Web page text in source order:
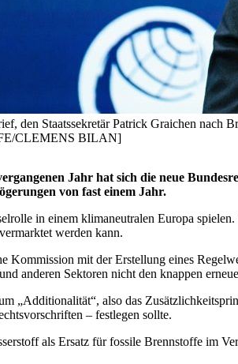
den Staatssekretär Patrick Graichen nach
CLEMENS BILAN]
Jahr hat sich die neue
von fast einem Jahr.
in einem klimaneutralen Europa
werden kann.
Kommission mit der Erstellung eines
anderen Sektoren nicht den knappen
„Additionalität“, also das
– festlegen sollte.
als Ersatz für fossile Brennstoffe im